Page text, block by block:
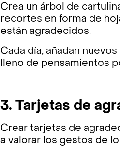
Crea un árbol de
recortes en forma de
están agradecidos.
Cada día, añadan
lleno de pensamientos
3. Tarjetas de
Crear tarjetas de
a valorar los gestos de